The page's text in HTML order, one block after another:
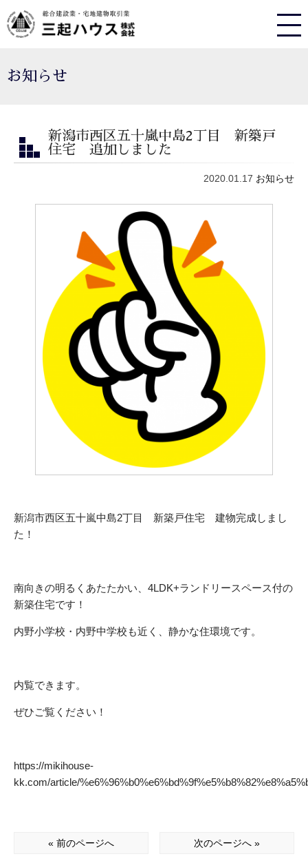
お知らせ
新潟市西区五十嵐中島2丁目 新築戸
住宅 追加しました
2020.01.17 お知らせ
新潟市西区五十嵐中島2丁目 新築戸住宅 建物完成しまし
た！
南向きの明るくあたたかい、4LDK+ランドリースペース付の
新築住宅です！
内野小学校・内野中学校も近く、静かな住環境です。
内覧できます。
ぜひご覧ください！
https://mikihouse-
kk.com/article/
« 前のページへ 次のページへ »